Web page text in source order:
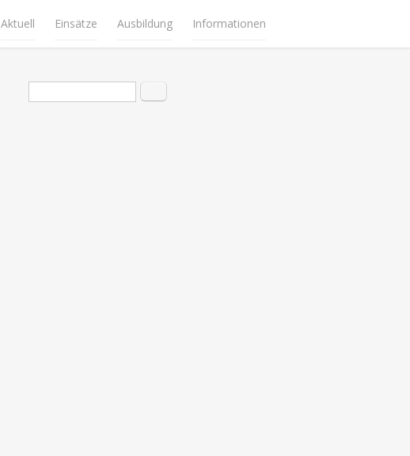
Aktuell Einsätze Ausbildung Informationen
Suchformular Suche